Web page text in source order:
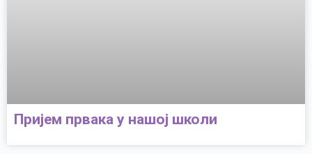
Пријем првака у нашој школи